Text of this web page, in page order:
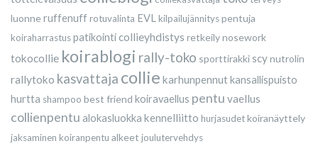
luonneruffenuffrotuvalinta EVL kilpailujännityspentuja
koiraharrastuspatikointicollieyhdistys retkeilynosework
tokocollie koirablogi rally-toko sporttirakkiscynutrolin
rallytoko kasvattaja collie karhunpennutkansallispuisto
hurtta shampoo best friend koiravaellus pentu vaellus
collienpentu alokasluokka kennelliitto hurjasudetkoiranäyttely
jaksaminen koiranpentu alkeet joulutervehdys